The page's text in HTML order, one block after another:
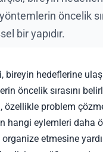
öncelik
bir yapıdır.
bireyin hedeflerine
öncelik sırasını
özellikle problem
hangi eylemleri daha
etmesine